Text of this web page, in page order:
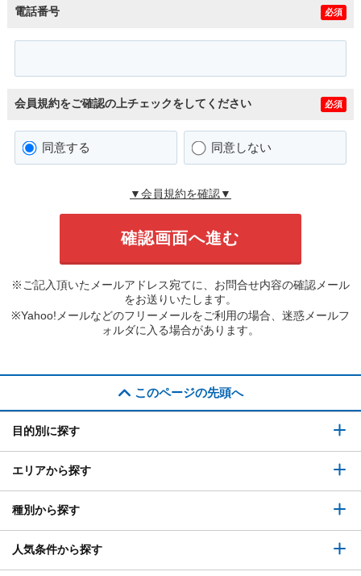
電話番号 必須
会員規約をご確認の上チェックをしてください 必須
同意する 同意しない
▼会員規約を確認▼
※ご記入頂いたメールアドレス宛てに、お問合せ内容の確認メール
をお送りいたします。
※Yahoo!メールなどのフリーメールをご利用の場合、迷惑メールフ
ォルダに入る場合があります。
このページの先頭へ
目的別に探す
エリアから探す
種別から探す
人気条件から探す